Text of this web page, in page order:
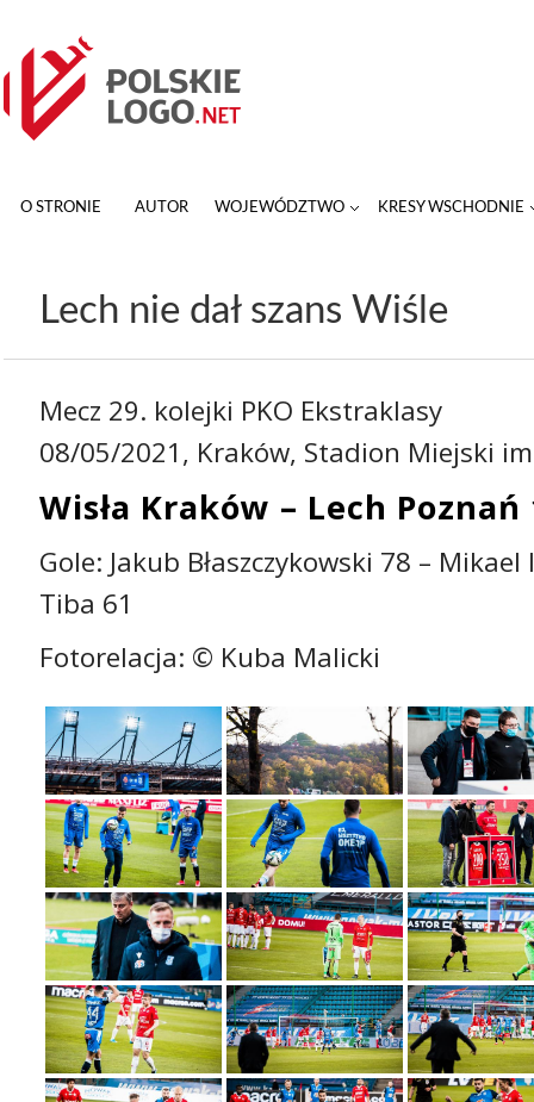
O STRONIE AUTOR WOJEWÓDZTWO KRESY WSCHODNIE
Lech nie dał szans Wiśle
Mecz 29. kolejki PKO Ekstraklasy
08/05/2021, Kraków, Stadion Miejski
Wisła Kraków – Lech Poznań
Gole: Jakub Błaszczykowski 78 –
Tiba 61
Fotorelacja: © Kuba Malicki